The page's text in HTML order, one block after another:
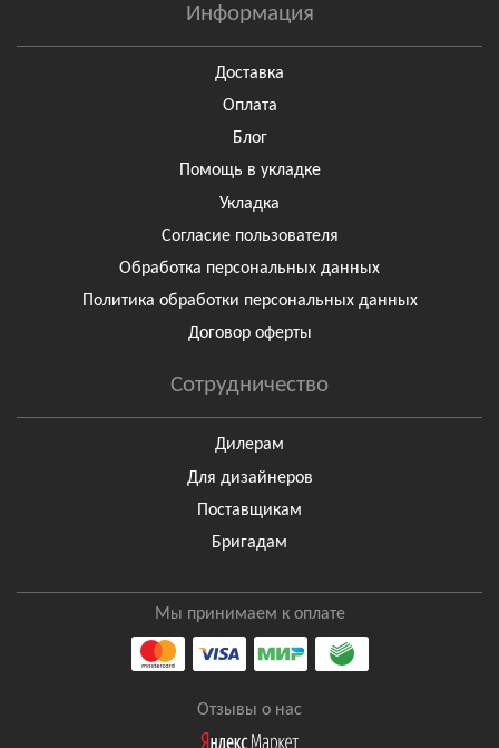
Информация
Доставка
Оплата
Блог
Помощь в укладке
Укладка
Согласие пользователя
Обработка персональных данных
Политика обработки персональных данных
Договор оферты
Сотрудничество
Дилерам
Для дизайнеров
Поставщикам
Бригадам
Мы принимаем к оплате
Отзывы о нас